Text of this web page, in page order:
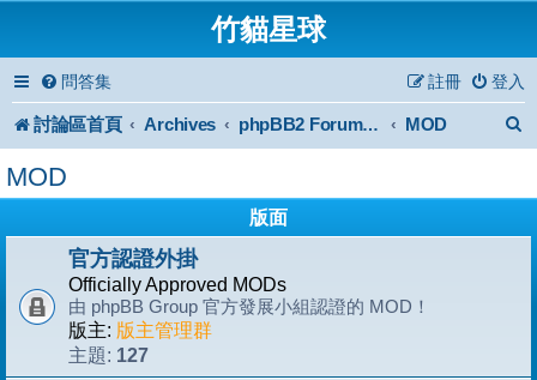
竹貓星球
問答集 登入
註冊
討論區首頁 Archives phpBB2 Forum Archive MOD
MOD
版面
官方認證外掛
Officially Approved MODs
由 phpBB Group 官方發展小組認證的 MOD！
版主: 版主管理群
主題: 127